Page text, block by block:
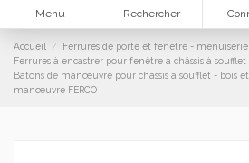
Menu Rechercher
Accueil
Ferrures de porte et fenêtre - menuiserie
Ferrures à encastrer pour fenêtre à châssis à soufflet
Bâtons de manœuvre pour châssis à soufflet - bois et
manœuvre FERCO